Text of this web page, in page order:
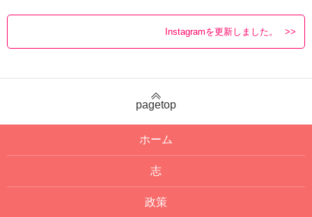
Instagramを更新しました。
pagetop
ホーム
志
政策